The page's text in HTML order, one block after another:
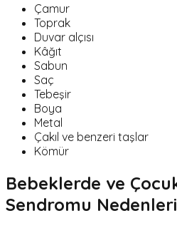
Çamur
Toprak
Duvar alçısı
Kâğıt
Sabun
Saç
Tebeşir
Boya
Metal
Çakıl ve benzeri taşlar
Kömür
Bebeklerde ve
Sendromu